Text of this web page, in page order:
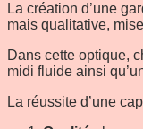
La création d’une
mais qualitative,
Dans cette optique,
midi fluide ainsi
La réussite d’une